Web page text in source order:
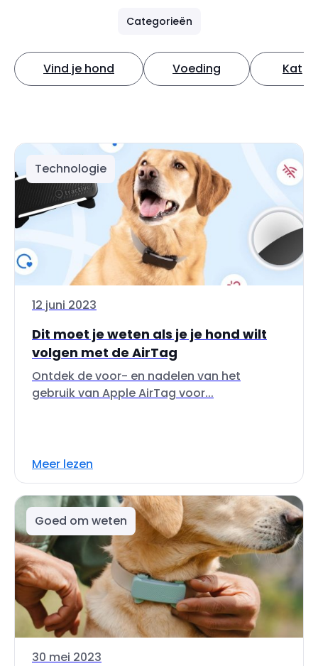
Categorieën
Vind je hond Voeding Kat
Technologie
12 juni 2023
Dit moet je weten als je je hond wilt
volgen met de AirTag
Ontdek de voor- en nadelen van het
gebruik van Apple AirTag voor...
Meer lezen
Goed om weten
30 mei 2023